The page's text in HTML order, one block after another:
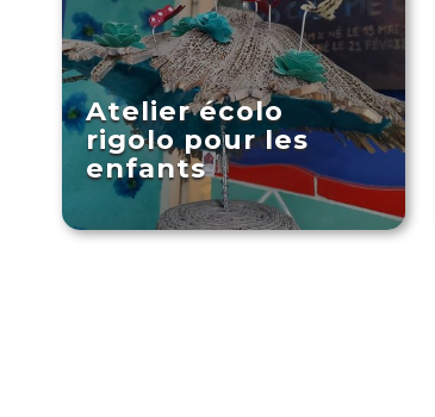
Atelier écolo
rigolo pour les
enfants